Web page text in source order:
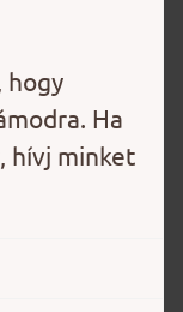
hogy
Ha
hívj minket